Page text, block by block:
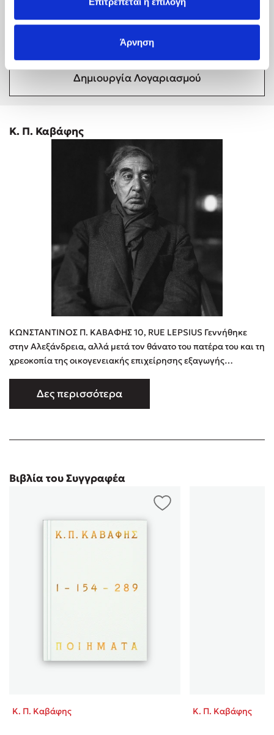
Άρνηση
Συνδέσου
Δημιουργία Λογαριασμού
Κ. Π. Καβάφης
ΚΩΝΣΤΑΝΤΙΝΟΣ Π. ΚΑΒΑΦΗΣ 10, RUE LEPSIUS Γεννήθηκε
στην Αλεξάνδρεια, αλλά μετά τον θάνατο του πατέρα του και τη
χρεοκοπία της οικογενειακής επιχείρησης εξαγωγής
και τους έξι αδελφούς του στο Λίβερπουλ και το Λονδίνο (1872-
1877) και αργότερα στην Κωνσταντινούπολη (1882-1885),
Δες περισσότερα
Βιβλία του Συγγραφέα
Κ. Π. Καβάφης Κ. Π. Καβάφης